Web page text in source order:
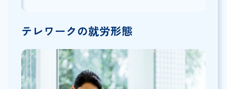
テレワークの就労形態